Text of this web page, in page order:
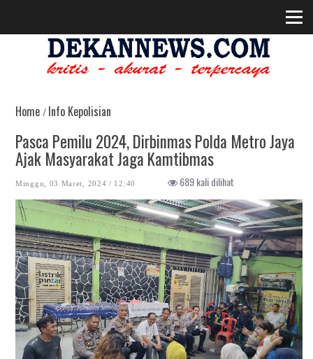
Home/Info Kepolisian
Pasca Pemilu 2024, Dirbinmas Polda Metro Jaya
Ajak Masyarakat Jaga Kamtibmas
Minggu, 03 Maret, 2024 / 12:40 689 kali dilihat